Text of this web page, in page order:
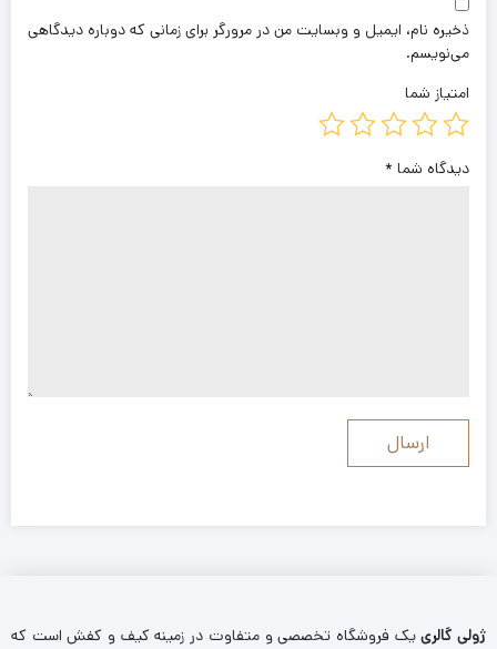
ذخیره نام، ایمیل و وبسایت من در مرورگر برای زمانی که دوباره دیدگاهی
می‌نویسم.
امتیاز شما
دیدگاه شما *
ژولی گالرییک فروشگاه تخصصی و متفاوت در زمینه کیف و کفش است که